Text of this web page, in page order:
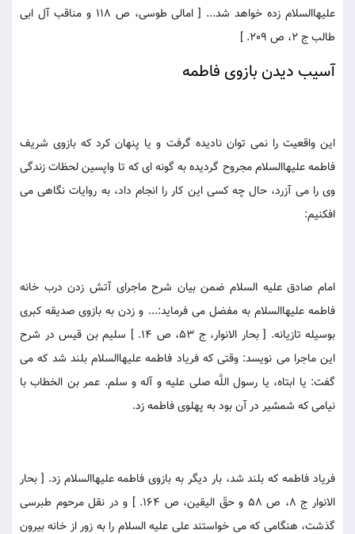
عليهاالسلام زده خواهد شد... [ امالى طوسى، ص 118 و مناقب آل ابى
طالب ج 2، ص 209. ]
آسيب ديدن بازوى فاطمه
اين واقعيت را نمى توان ناديده گرفت و يا پنهان كرد كه بازوى شريف
فاطمه عليهاالسلام مجروح گرديده به گونه اى كه تا واپسين لحظات زندگى
وى را مى آزرد، حال چه كسى اين كار را انجام داد، به روايات نگاهى مى
افكنيم:
امام صادق عليه السلام ضمن بيان شرح ماجراى آتش زدن درب خانه
فاطمه عليهاالسلام به مفضل مى فرمايد:... و زدن به بازوى صديقه كبرى
بوسيله تازيانه. [ بحار الانوار، ج 53، ص 14. ] سليم بن قيس در شرح
اين ماجرا مى نويسد: وقتى كه فرياد فاطمه عليهاالسلام بلند شد كه مى
گفت: يا ابتاه، يا رسول اللَّه صلى عليه و آله و سلم. عمر بن الخطاب با
نيامى كه شمشير در آن بود به پهلوى فاطمه زد.
فرياد فاطمه كه بلند شد، بار ديگر به بازوى فاطمه عليهاالسلام زد. [ بحار
الانوار ج 8، ص 58 و حقّ اليقين، ص 164. ] و در نقل مرحوم طبرسى
گذشت، هنگامى كه مى خواستند على عليه السلام را به زور از خانه بيرون